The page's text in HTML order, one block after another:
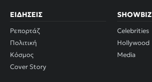
ΕΙΔΉΣΕΙΣ
Ρεπορτάζ
Πολιτική
Κόσμος
Cover Story
SHOWBIZ
Celebrities
Hollywood
Media